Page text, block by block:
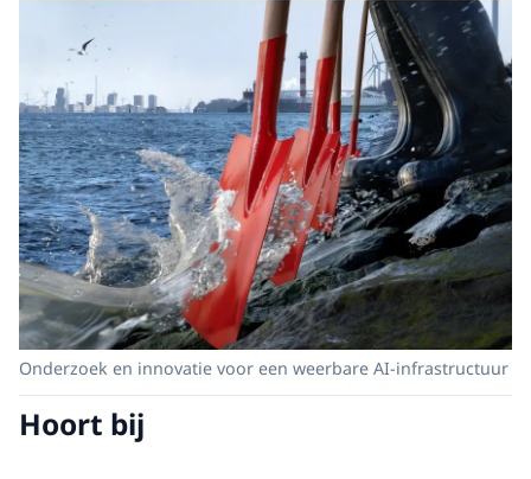
Onderzoek en innovatie voor een weerbare AI-infrastructuur
Hoort bij